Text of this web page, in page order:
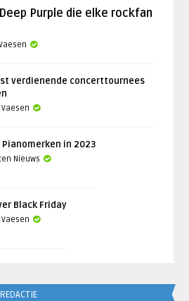
Purple die elke rockfan
verdienende concerttournees
Pianomerken in 2023
Nieuws
Black Friday